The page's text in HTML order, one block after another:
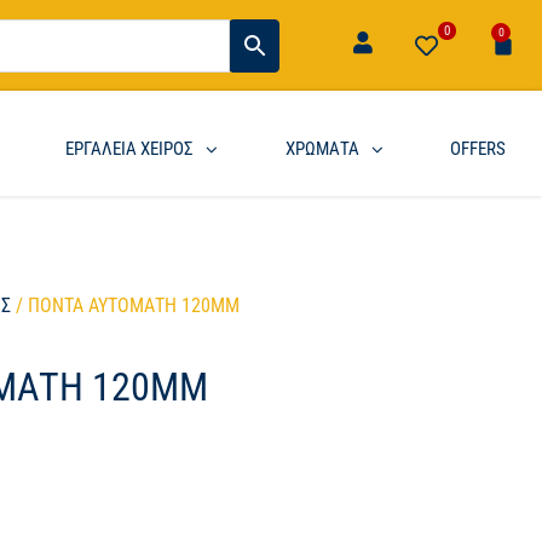
0 0
ΕΡΓΑΛΕΙΑ ΧΕΙΡΟΣ ΧΡΩΜΑΤΑ OFFERS
/ ΠΟΝΤΑ ΑΥΤΟΜΑΤΗ 120MM
120MM